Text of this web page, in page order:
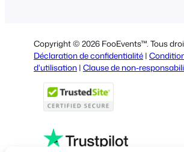
Spanish
Italian
Portuguese
Polish
Greek
Copyright © 2026 FooEvents™. Tous
Déclaration de confidentialité |
d'utilisation | Clause de non-